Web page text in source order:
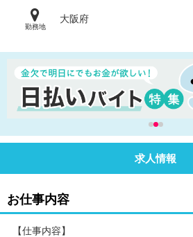
勤務地
大阪府
求人情報
お仕事内容
【仕事内容】